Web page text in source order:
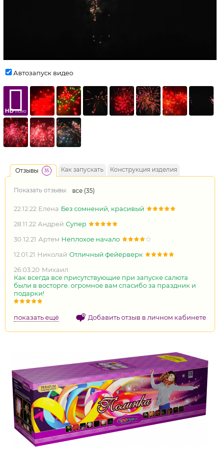
Автозапуск видео
HDvideo
Отзывы 35 Как запускать Конструкция изделия
Показать отзывы: все (35)
22.12.22 Елена Без сомнений, красивый
28.11.22 Андрей Супер
30.12.21 Артем Неплохое начало
12.01.21 Николай Отличный фейерверк
26.03.20 Михаил
Как всегда все присутствующие при запуске салюта
были в восторге. огромное вам спасибо за праздник и
подарки!
показать ещё Добавить отзыв в личном кабинете